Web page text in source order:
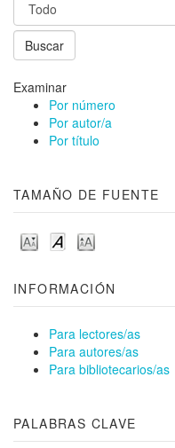
Examinar
Por número
Por autor/a
Por título
TAMAÑO DE FUENTE
INFORMACIÓN
Para lectores/as
Para autores/as
Para bibliotecarios/as
PALABRAS CLAVE